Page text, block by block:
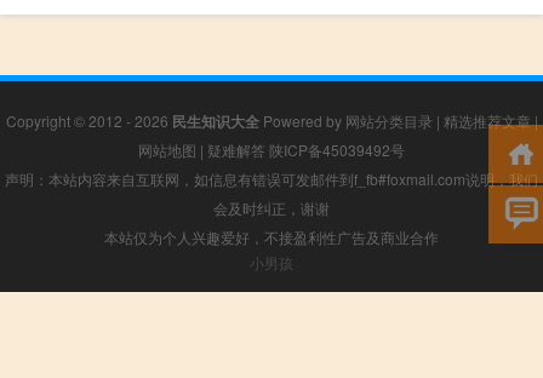
Copyright © 2012 - 2026 民生知识大全Powered by 网站分类目录 | 精选推荐文章|
网站地图 | 疑难解答 陕ICP备45039492号
声明：本站内容来自互联网，如信息有错误可发邮件到f_fb#foxmail.com说明，我们
会及时纠正，谢谢
本站仅为个人兴趣爱好，不接盈利性广告及商业合作
小男孩